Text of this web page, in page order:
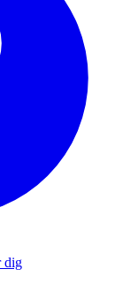
dig